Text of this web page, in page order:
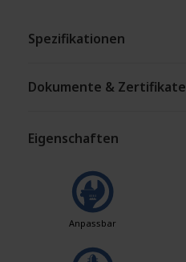
Spezifikationen
Dokumente & Zertifikate
Eigenschaften
Anpassbar